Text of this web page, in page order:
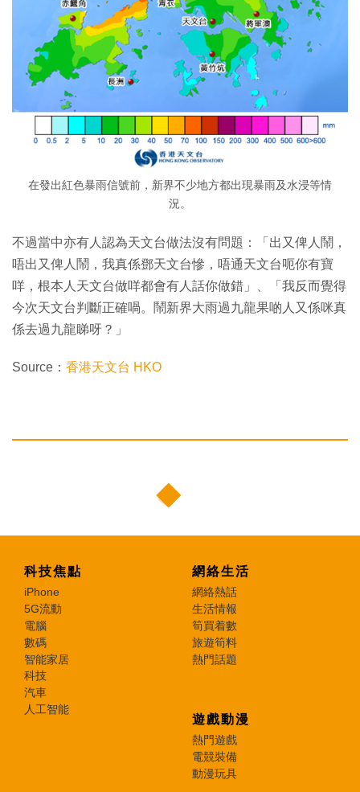
在發出紅色暴雨信號前，新界不少地方都出現暴雨及水浸等情
況。
不過當中亦有人認為天文台做法沒有問題：「出又俾人鬧，
唔出又俾人鬧，我真係鄧天文台慘，唔通天文台呃你有寶
咩，根本人天文台做咩都會有人話你做錯」、「我反而覺得
今次天文台判斷正確喎。鬧新界大雨過九龍果啲人又係咪真
係去過九龍睇呀？」
Source： 香港天文台 HKO
科技焦點
iPhone
5G流動
電腦
數碼
智能家居
科技
汽車
人工智能
網絡生活
網絡熱話
生活情報
筍買着數
旅遊筍料
熱門話題
遊戲動漫
熱門遊戲
電競裝備
動漫玩具